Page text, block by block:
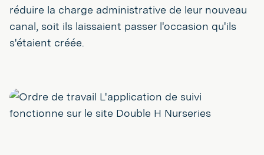
réduire la charge administrative de leur nouveau
canal, soit ils laissaient passer l'occasion qu'ils
s'étaient créée.